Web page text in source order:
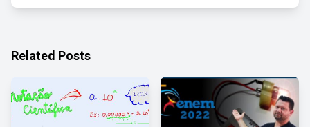
Related Posts